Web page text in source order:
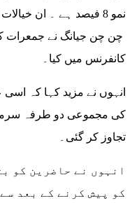
نمو 8 فیصد ہے ۔ ان
چن چن جیانگ نے جمعرات
کانفرنس میں کیا۔
انہوں نے مزید کہا کہ
تجاوز کر گئی۔
انہوں نے حاضرین کو
کو پیش کرنے کے بعد